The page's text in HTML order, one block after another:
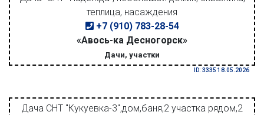
теплица, насаждения
+7 (910) 783-28-54
«Авось-ка Десногорск»
Дачи, участки
ID: 3335 18.05.2026
Дача СНТ "Кукуевка-3",дом,баня,2 участка рядом,2